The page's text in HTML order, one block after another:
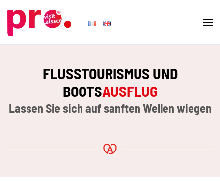
Skip to main content
FLUSSTOURISMUS UND
BOOTSAUSFLUG
Lassen Sie sich auf sanften Wellen wiegen